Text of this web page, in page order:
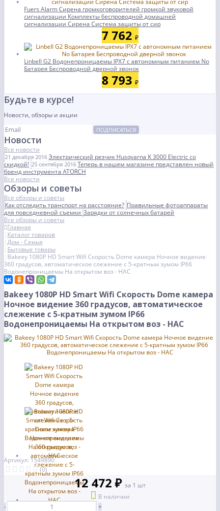
Fuers Alarm Сирена громкоговорителей громкой звуковой
сигнализации Комплекты беспроводной домашней
сигнализации Сирена Система защиты от сир
7 762 ₽
Linbell G2 Водонепроницаемы IPX7 с автономным питанием No
Батарея Беспроводной дверной звонок
8 793 ₽
Будьте в курсе!
Новости, обзоры и акции
ПОДПИСАТЬСЯ
Новости
Все новости
21 декабря 2016 Электрический резчик Husqvarna K 3000 Electric со
скидкой! 25 сентября 2016 Теперь в нашем магазине представлен новый
бренд инструмента ATORCH
Все новости
Обзоры и советы
Все обзоры и советы
Как отследить транспорт на расстояние? Правильные фотоаппараты
для повседневной съемкиЗарядки от солнечных батарей
Все обзоры и советы
Главная
Каталог товаров
Дом - Семья
Бытовые товары
Bakeey 1080P HD Smart Wifi Скорость Dome камера Ночное видение
360 градусов, автоматическое слежение с 5-кратным зумом IP66
Водонепроницаемы На открытом воз - НАС
Bakeey 1080P HD Smart Wifi Скорость Dome камера
Ночное видение 360 градусов, автоматическое
слежение с 5-кратным зумом IP66
Водонепроницаемы На открытом воз - НАС
Артикул: 1549890
(0)
12 472 ₽ за 1 шт
В наличии
-
+